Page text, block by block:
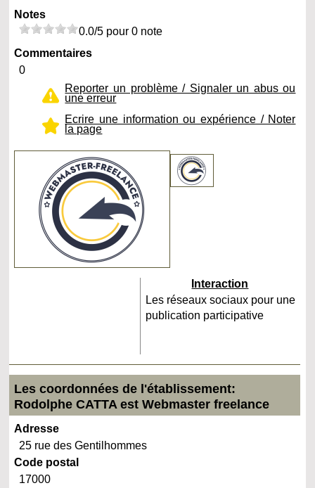
Notes
0.0/5 pour 0 note
Commentaires
0
Reporter un problème / Signaler un abus ou
une erreur
Ecrire une information ou expérience / Noter
la page
Interaction
Les réseaux sociaux pour une
publication participative
Les coordonnées de l'établissement:
Rodolphe CATTA est Webmaster freelance
Adresse
25 rue des Gentilhommes
Code postal
17000